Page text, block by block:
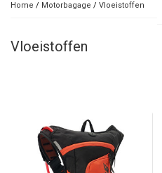
Home / Motorbagage / Vloeistoffen
Vloeistoffen